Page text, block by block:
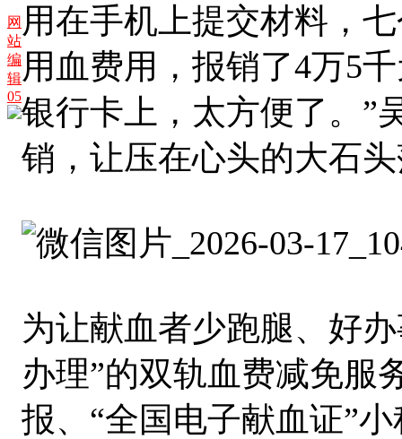
网
站
编
辑
05
用在手机上提交材料，
用血费用，报销了4万5
银行卡上，太方便了。”
销，让压在心头的大石
为让献血者少跑腿、好
办理”的双轨血费减免服
报、“全国电子献血证”